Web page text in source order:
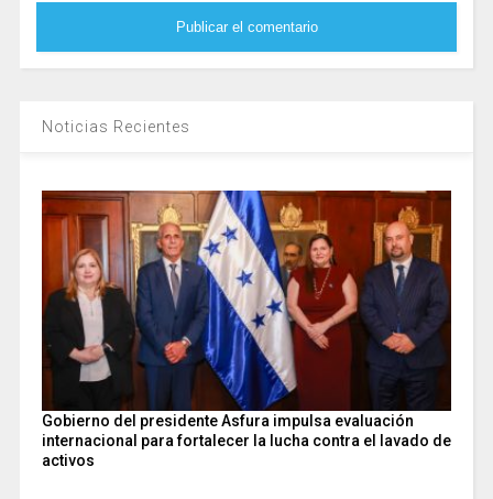
Noticias Recientes
Gobierno del presidente Asfura impulsa evaluación
internacional para fortalecer la lucha contra el lavado de
activos